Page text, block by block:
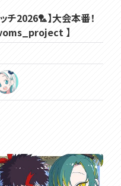
チ2026🏸】大会本番！
】